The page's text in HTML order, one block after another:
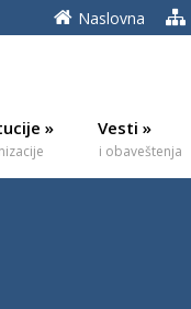
Naslovna
» Vesti »
i obaveštenja